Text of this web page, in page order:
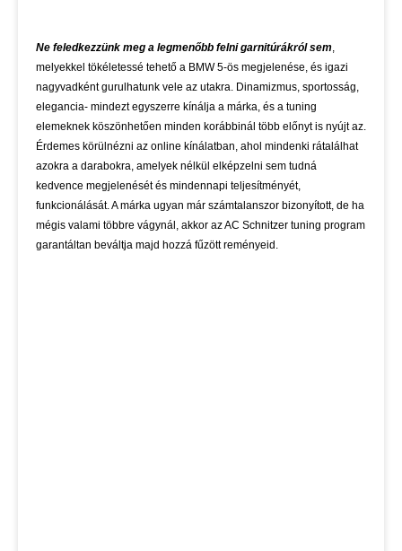
Ne feledkezzünk meg a legmenőbb felni garnitúrákról sem,
melyekkel tökéletessé tehető a BMW 5-ös megjelenése, és igazi
nagyvadként gurulhatunk vele az utakra. Dinamizmus, sportosság,
elegancia- mindezt egyszerre kínálja a márka, és a tuning
elemeknek köszönhetően minden korábbinál több előnyt is nyújt az.
Érdemes körülnézni az online kínálatban, ahol mindenki rátalálhat
azokra a darabokra, amelyek nélkül elképzelni sem tudná
kedvence megjelenését és mindennapi teljesítményét,
funkcionálását. A márka ugyan már számtalanszor bizonyított, de ha
mégis valami többre vágynál, akkor az AC Schnitzer tuning program
garantáltan beváltja majd hozzá fűzött reményeid.